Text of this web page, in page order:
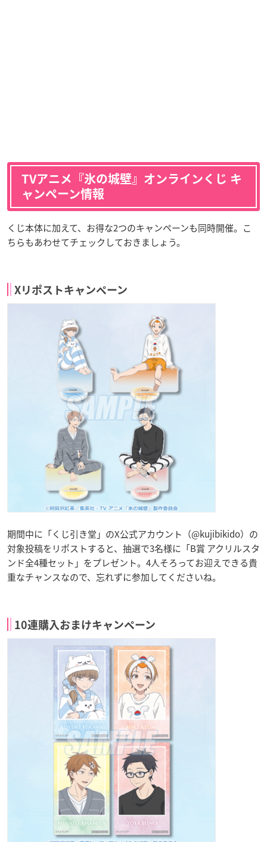
TVアニメ『氷の城壁』オンラインくじ キ
ャンペーン情報
くじ本体に加えて、お得な2つのキャンペーンも同時開催。こ
ちらもあわせてチェックしておきましょう。
Xリポストキャンペーン
期間中に「くじ引き堂」のX公式アカウント（@kujibikido）の
対象投稿をリポストすると、抽選で3名様に「B賞 アクリルスタ
ンド全4種セット」をプレゼント。4人そろってお迎えできる貴
重なチャンスなので、忘れずに参加してくださいね。
10連購入おまけキャンペーン